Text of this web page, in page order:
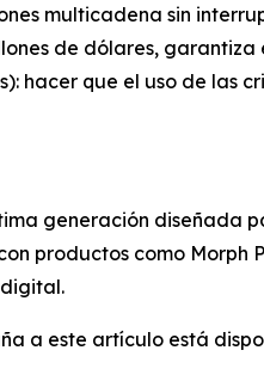
multicadena sin
de dólares,
hacer que el uso de las
generación diseñada
productos como
a este artículo está